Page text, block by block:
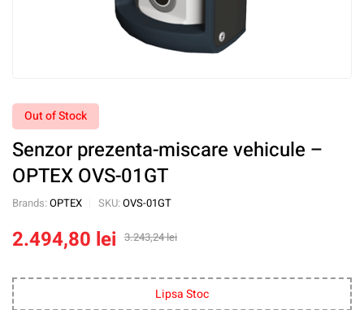
Out of Stock
Senzor prezenta-miscare vehicule –
OPTEX OVS-01GT
Brands: OPTEX SKU: OVS-01GT
3.243,24lei
2.494,80 lei
Lipsa Stoc